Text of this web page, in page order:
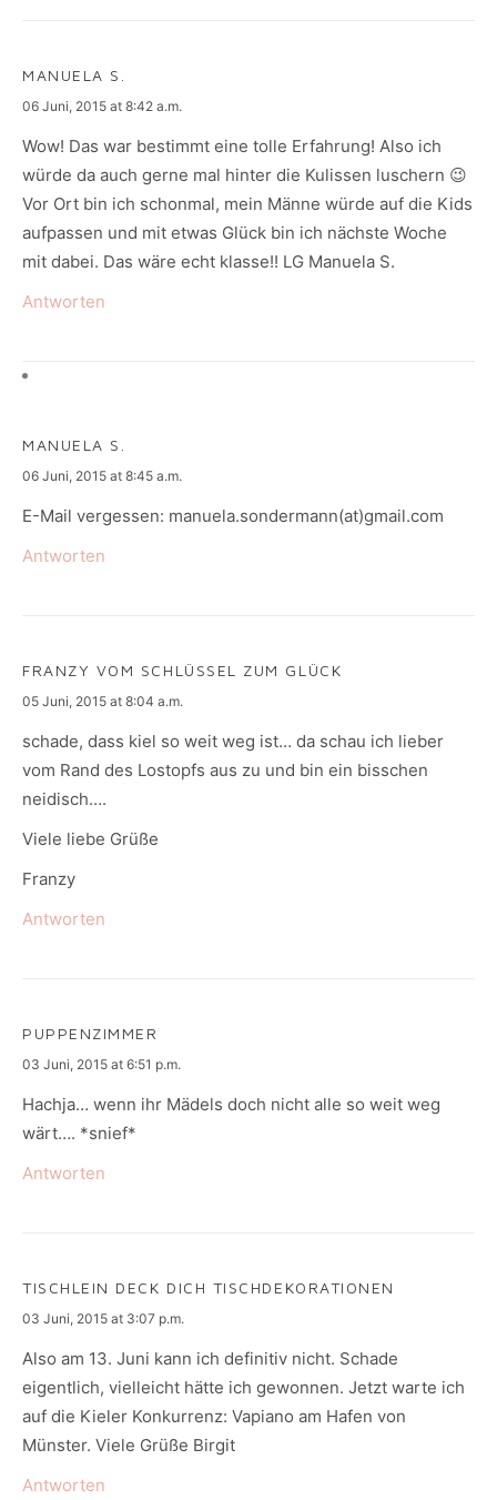
MANUELA S.
says:
06 Juni, 2015 at 8:42 a.m.
Wow! Das war bestimmt eine tolle Erfahrung! Also ich
würde da auch gerne mal hinter die Kulissen luschern 😉
Vor Ort bin ich schonmal, mein Männe würde auf die Kids
aufpassen und mit etwas Glück bin ich nächste Woche
mit dabei. Das wäre echt klasse!! LG Manuela S.
Antworten
MANUELA S.
says:
06 Juni, 2015 at 8:45 a.m.
E-Mail vergessen: manuela.sondermann(at)gmail.com
Antworten
FRANZY VOM SCHLÜSSEL ZUM GLÜCK
says:
05 Juni, 2015 at 8:04 a.m.
schade, dass kiel so weit weg ist… da schau ich lieber
vom Rand des Lostopfs aus zu und bin ein bisschen
neidisch….
Viele liebe Grüße
Franzy
Antworten
PUPPENZIMMER
says:
03 Juni, 2015 at 6:51 p.m.
Hachja… wenn ihr Mädels doch nicht alle so weit weg
wärt…. *snief*
Antworten
TISCHLEIN DECK DICH TISCHDEKORATIONEN
says:
03 Juni, 2015 at 3:07 p.m.
Also am 13. Juni kann ich definitiv nicht. Schade
eigentlich, vielleicht hätte ich gewonnen. Jetzt warte ich
auf die Kieler Konkurrenz: Vapiano am Hafen von
Münster. Viele Grüße Birgit
Antworten